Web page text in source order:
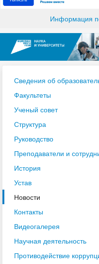
Информация
Сведения об
Факультеты
Ученый совет
Структура
Руководство
Преподаватели и
История
Устав
Новости
Контакты
Видеогалерея
Научная деятельность
Противодействие